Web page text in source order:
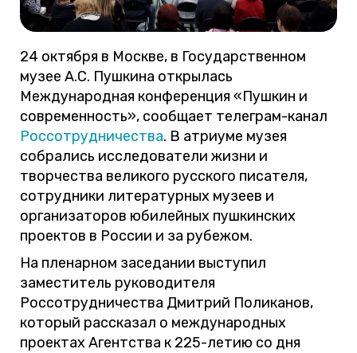
24 октября в Москве, в Государственном
музее А.С. Пушкина открылась
Международная конференция «Пушкин и
современность», сообщает телеграм-канал
Россотрудничества. В атриуме музея
собрались исследователи жизни и
творчества великого русского писателя,
сотрудники литературных музеев и
организаторов юбилейных пушкинских
проектов в России и за рубежом.
На пленарном заседании выступил
заместитель руководителя
Россотрудничества Дмитрий Поликанов,
который рассказал о международных
проектах Агентства к 225-летию со дня